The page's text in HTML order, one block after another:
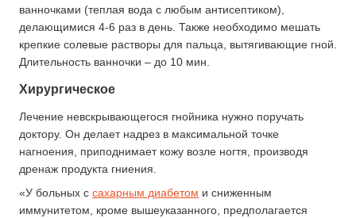
ванночками (теплая вода с любым антисептиком),
делающимися 4-6 раз в день. Также необходимо мешать
крепкие солевые растворы для пальца, вытягивающие гной.
Длительность ванночки – до 10 мин.
Хирургическое
Лечение невскрывающегося гнойника нужно поручать
доктору. Он делает надрез в максимальной точке
нагноения, приподнимает кожу возле ногтя, производя
дренаж продукта гниения.
«У больных с сахарным диабетом и сниженным
иммунитетом, кроме вышеуказанного, предполагается